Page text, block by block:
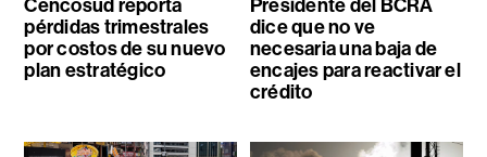
Cencosud reporta
pérdidas trimestrales
por costos de su nuevo
plan estratégico
Presidente del BCRA
dice que no ve
necesaria una baja de
encajes para reactivar el
crédito